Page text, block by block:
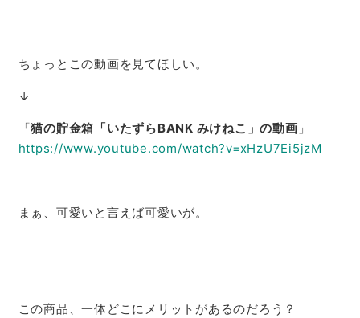
ちょっとこの動画を見てほしい。
↓
「猫の貯金箱「いたずらBANK みけねこ」の動画 」
https://www.youtube.com/watch?v=xHzU7Ei5jzM
まぁ、可愛いと言えば可愛いが。
この商品、一体どこにメリットがあるのだろう？